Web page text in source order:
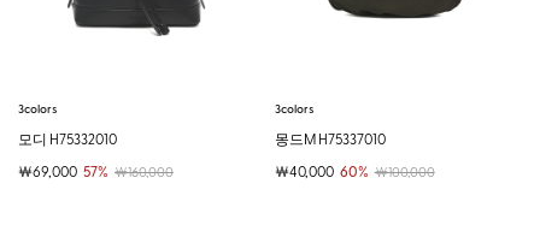
3colors
모디 H75332010
￦69,000 57% ￦160,000
3colors
몽드M H75337010
￦40,000 60% ￦100,000